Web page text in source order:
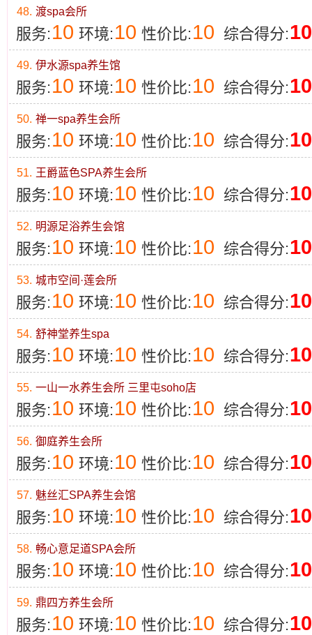
48. 渡spa会所
服务: 10 环境: 10 性价比: 10 综合得分:10
49. 伊水源spa养生馆
服务: 10 环境: 10 性价比: 10 综合得分:10
50. 禅一spa养生会所
服务: 10 环境: 10 性价比: 10 综合得分:10
51. 王爵蓝色SPA养生会所
服务: 10 环境: 10 性价比: 10 综合得分:10
52. 明源足浴养生会馆
服务: 10 环境: 10 性价比: 10 综合得分:10
53. 城市空间·莲会所
服务: 10 环境: 10 性价比: 10 综合得分:10
54. 舒神堂养生spa
服务: 10 环境: 10 性价比: 10 综合得分:10
55. 一山一水养生会所 三里屯soho店
服务: 10 环境: 10 性价比: 10 综合得分:10
56. 御庭养生会所
服务: 10 环境: 10 性价比: 10 综合得分:10
57. 魅丝汇SPA养生会馆
服务: 10 环境: 10 性价比: 10 综合得分:10
58. 畅心意足道SPA会所
服务: 10 环境: 10 性价比: 10 综合得分:10
59. 鼎四方养生会所
服务: 10 环境: 10 性价比: 10 综合得分:10